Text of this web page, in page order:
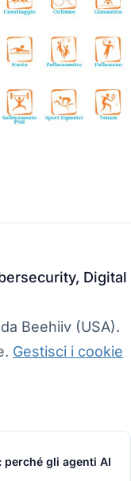
perché gli agenti AI
Digital
Beehiiv (USA).
Gestisci i cookie